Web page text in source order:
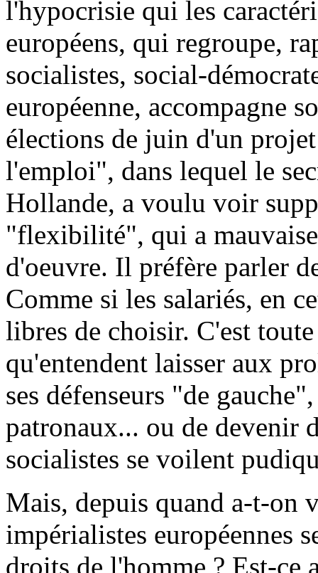
l'hypocrisie qui les
européens, qui regroupe,
socialistes, social-
européenne, accompagne
élections de juin d'un
l'emploi", dans lequel le
Hollande, a voulu voir
"flexibilité", qui a
d'oeuvre. Il préfère parler
Comme si les salariés, en
libres de choisir. C'est
qu'entendent laisser aux
ses défenseurs "de
patronaux... ou de devenir
socialistes se voilent
Mais, depuis quand a-t-on
impérialistes européennes
droits de l'homme ? Est-ce